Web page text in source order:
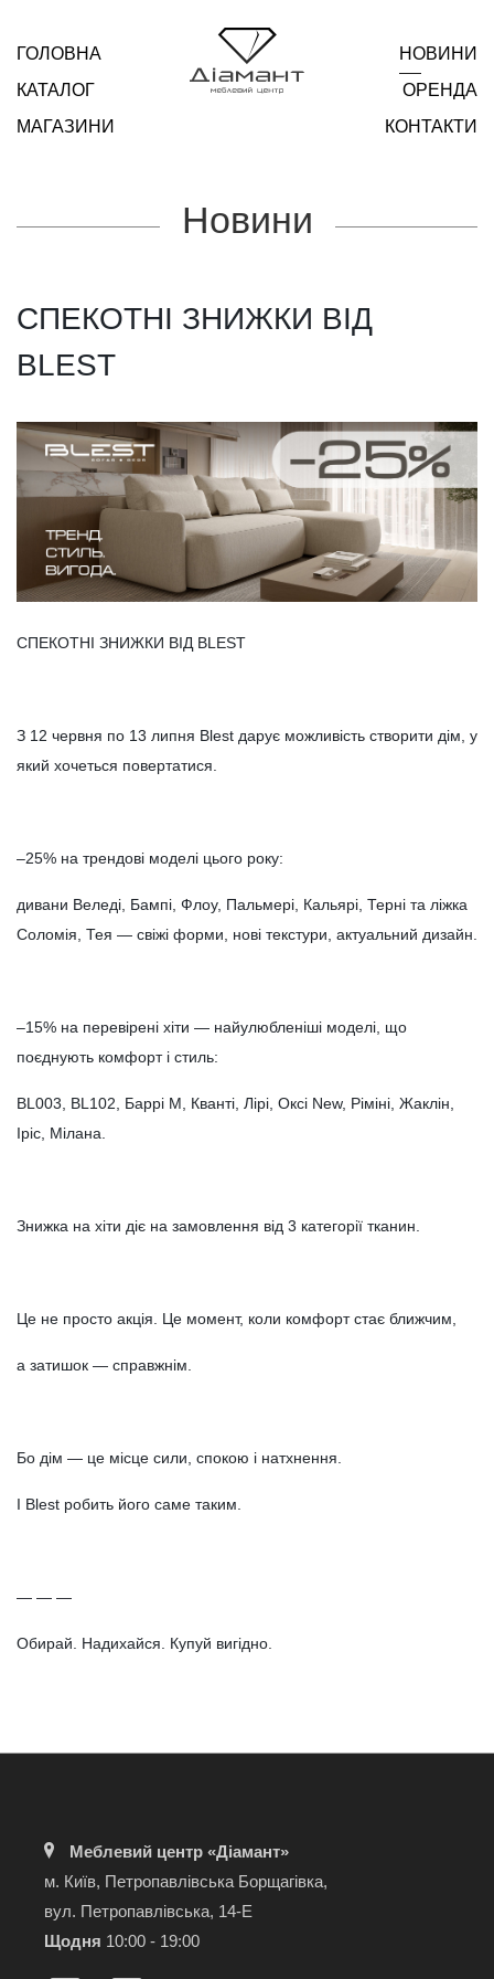
ГОЛОВНА
КАТАЛОГ
МАГАЗИНИ
НОВИНИ
ОРЕНДА
КОНТАКТИ
Новини
СПЕКОТНІ ЗНИЖКИ ВІД
BLEST
СПЕКОТНІ ЗНИЖКИ ВІД BLEST
З 12 червня по 13 липня Blest дарує можливість створити дім, у
який хочеться повертатися.
–25% на трендові моделі цього року:
дивани Веледі, Бампі, Флоу, Пальмері, Кальярі, Терні та ліжка
Соломія, Тея — свіжі форми, нові текстури, актуальний дизайн.
–15% на перевірені хіти — найулюбленіші моделі, що
поєднують комфорт і стиль:
BL003, BL102, Баррі M, Кванті, Лірі, Оксі New, Ріміні, Жаклін,
Іріс, Мілана.
Знижка на хіти діє на замовлення від 3 категорії тканин.
Це не просто акція. Це момент, коли комфорт стає ближчим,
а затишок — справжнім.
Бо дім — це місце сили, спокою і натхнення.
І Blest робить його саме таким.
— — —
Обирай. Надихайся. Купуй вигідно.
Меблевий центр «Діамант»
м. Київ, Петропавлівська Борщагівка,
вул. Петропавлівська, 14-Е
Щодня 10:00 - 19:00